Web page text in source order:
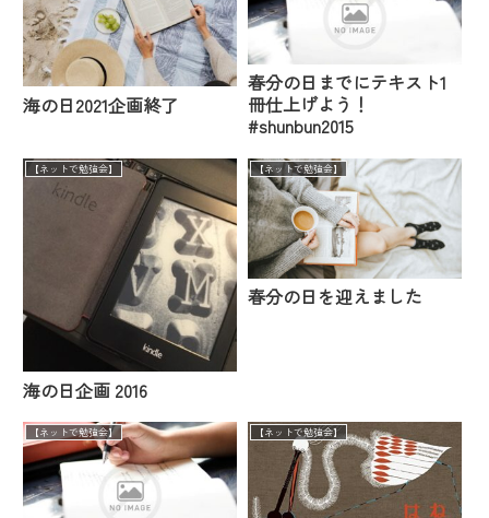
海の日2021企画終了
春分の日までにテキスト1
冊仕上げよう！
#shunbun2015
【ネットで勉強会】
海の日企画 2016
【ネットで勉強会】
春分の日を迎えました
【ネットで勉強会】 【ネットで勉強会】